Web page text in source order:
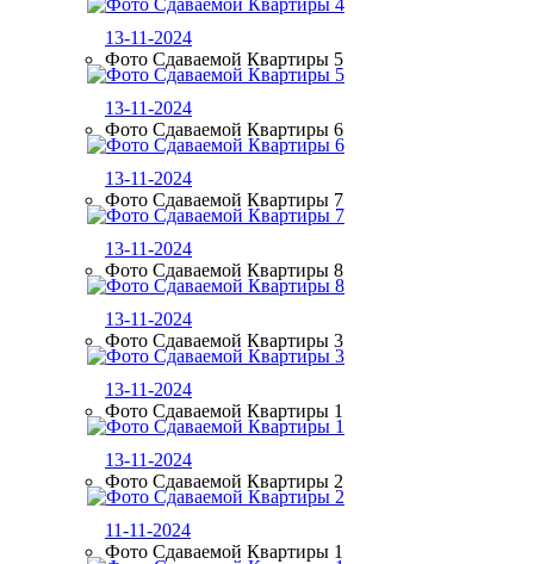
13-11-2024
Фото Сдаваемой Квартиры 5
13-11-2024
Фото Сдаваемой Квартиры 6
13-11-2024
Фото Сдаваемой Квартиры 7
13-11-2024
Фото Сдаваемой Квартиры 8
13-11-2024
Фото Сдаваемой Квартиры 3
13-11-2024
Фото Сдаваемой Квартиры 1
13-11-2024
Фото Сдаваемой Квартиры 2
11-11-2024
Фото Сдаваемой Квартиры 1